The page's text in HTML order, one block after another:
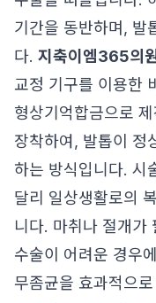
기간을 동반하며, 발
다. 지축이엠365의
교정 기구를 이용한
형상기억합금으로
장착하여, 발톱이 정
하는 방식입니다. 시
달리 일상생활로의
니다. 마취나 절개가
수술이 어려운 경우
무좀균을 효과적으